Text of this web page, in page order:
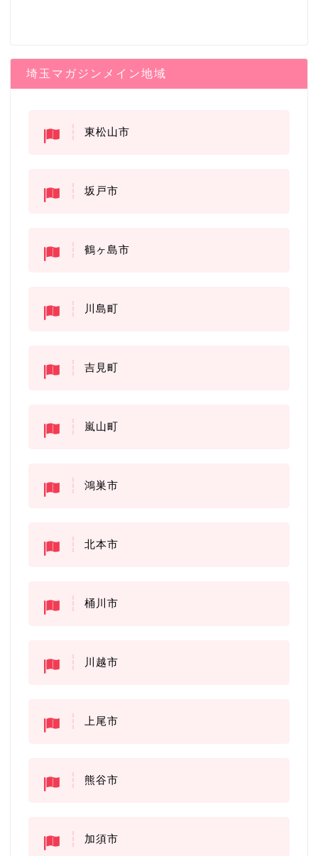
埼玉マガジンメイン地域
東松山市
坂戸市
鶴ヶ島市
川島町
吉見町
嵐山町
鴻巣市
北本市
桶川市
川越市
上尾市
熊谷市
加須市